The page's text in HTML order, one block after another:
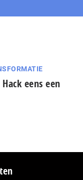
eens een